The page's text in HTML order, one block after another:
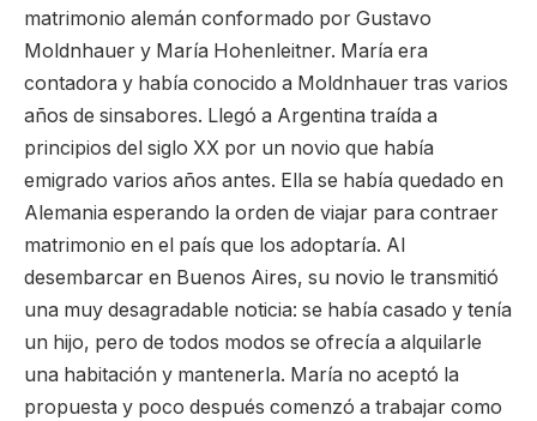
matrimonio alemán conformado por Gustavo
Moldnhauer y María Hohenleitner. María era
contadora y había conocido a Moldnhauer tras varios
años de sinsabores. Llegó a Argentina traída a
principios del siglo XX por un novio que había
emigrado varios años antes. Ella se había quedado en
Alemania esperando la orden de viajar para contraer
matrimonio en el país que los adoptaría. Al
desembarcar en Buenos Aires, su novio le transmitió
una muy desagradable noticia: se había casado y tenía
un hijo, pero de todos modos se ofrecía a alquilarle
una habitación y mantenerla. María no aceptó la
propuesta y poco después comenzó a trabajar como